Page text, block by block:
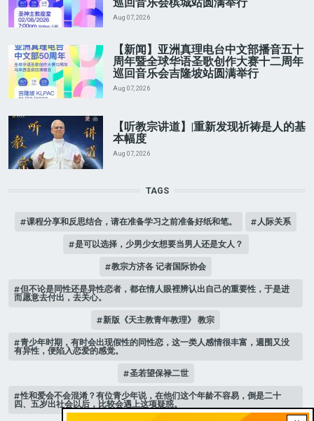
巡回音乐会槟城站圆满举行
Aug 07, 2026
【新闻】亚洲真理电台中文部播音五十
周年暨全球华语圣歌创作大赛十二周年
巡回音乐会吉隆坡站圆满举行
Aug 07, 2026
【听教宗讲道】|重新发现祈祷是人的基
本幅度
Aug 07, 2026
TAGS
课程分享和反思结合，请在准备学习之前准备好纸和笔。 人际关系
是可以选择，少男少女想要当男人还是女人？
教宗方济各 记者国际协会
但不论是同性还是异性恋者，都在情人眼裡辨认出自己的重要性，于是进
而愿意去付出，去关心。
新版《天主教青年教理》 教宗
青少年时期，有时会出现假性的同性恋，这一类人感情很丰富，週围又没
有异性，便陷入恋爱的感觉。
圣若望保禄二世
性和爱会不会混淆？有位青少年说，在他们这个年龄不容易，倒是二十
四、五岁出社会以后，比较会遇上这项疑惑。